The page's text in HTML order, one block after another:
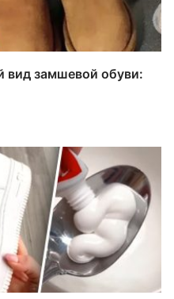
вид замшевой обуви: